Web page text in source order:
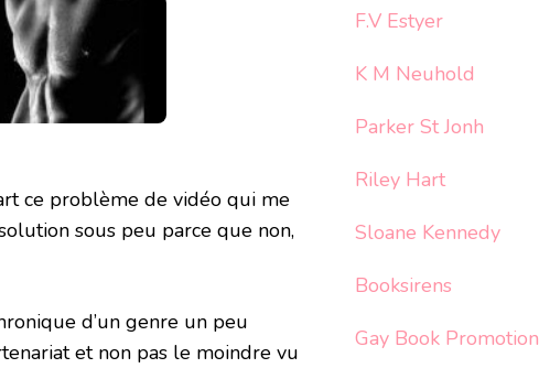
ce problème de vidéo qui me
sous peu parce que non,
d’un genre un peu
et non pas le moindre vu
F.V Estyer
K M Neuhold
Parker St Jonh
Riley Hart
Sloane Kennedy
Booksirens
Gay Book Promotion